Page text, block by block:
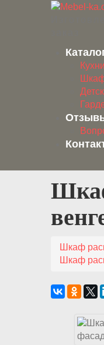
Кухни
Шкаф
Шкаф